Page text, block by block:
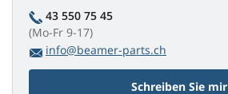
43 550 75 45
(Mo-Fr 9-17)
info@beamer-parts.ch
Schreiben Sie mir